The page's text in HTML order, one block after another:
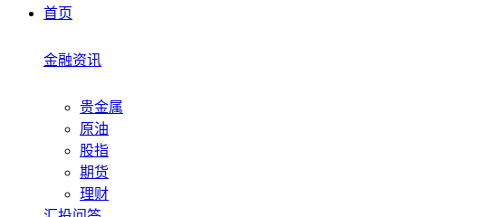
首页
金融资讯
贵金属
原油
股指
期货
理财